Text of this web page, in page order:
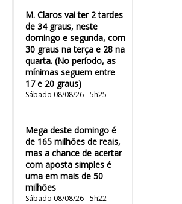
M. Claros vai ter 2 tardes
de 34 graus, neste
domingo e segunda, com
30 graus na terça e 28 na
quarta. (No período, as
mínimas seguem entre
17 e 20 graus)
Sábado 08/08/26 - 5h25
Mega deste domingo é
de 165 milhões de reais,
mas a chance de acertar
com aposta simples é
uma em mais de 50
milhões
Sábado 08/08/26 - 5h22